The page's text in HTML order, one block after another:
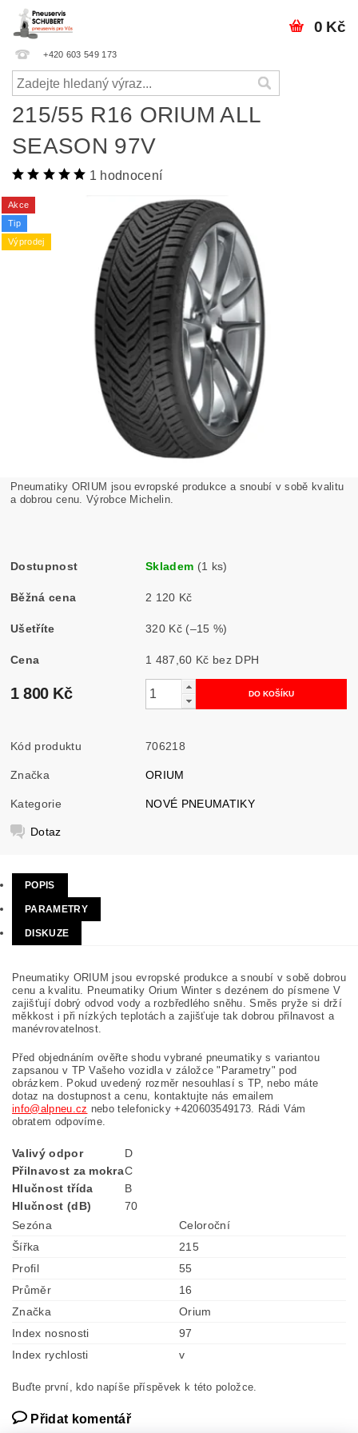
+420 603 549 173
0 Kč
215/55 R16 ORIUM ALL
SEASON 97V
1 hodnocení
Akce
Tip
Výprodej
Pneumatiky ORIUM jsou evropské produkce a snoubí v sobě kvalitu
a dobrou cenu. Výrobce Michelin.
Dostupnost Skladem (1 ks)
Běžná cena 2 120 Kč
Ušetříte 320 Kč (–15 %)
Cena 1 487,60 Kč bez DPH
1 800 Kč
Kód produktu 706218
Značka ORIUM
Kategorie NOVÉ PNEUMATIKY
Dotaz
POPIS
PARAMETRY
DISKUZE
Pneumatiky ORIUM jsou evropské produkce a snoubí v sobě dobrou
cenu a kvalitu. Pneumatiky Orium Winter s dezénem do písmene V
zajišťují dobrý odvod vody a rozbředlého sněhu. Směs pryže si drží
měkkost i při nízkých teplotách a zajišťuje tak dobrou přilnavost a
manévrovatelnost.
Před objednáním ověřte shodu vybrané pneumatiky s variantou
zapsanou v TP Vašeho vozidla v záložce "Parametry" pod
obrázkem. Pokud uvedený rozměr nesouhlasí s TP, nebo máte
dotaz na dostupnost a cenu, kontaktujte nás emailem
info@alpneu.cz nebo telefonicky +420603549173. Rádi Vám
obratem odpovíme.
Valivý odpor
D
Přilnavost za mokraC
Hlučnost třída
B
Hlučnost (dB)
70
Sezóna
Celoroční
Šířka
215
Profil
55
Průměr
16
Značka
Orium
Index nosnosti
97
Index rychlosti
v
Buďte první, kdo napíše příspěvek k této položce.
Přidat komentář